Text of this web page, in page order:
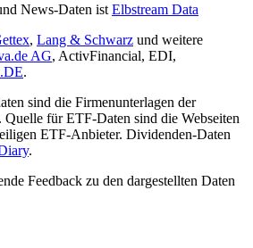
News-Daten ist Elbstream Data
, Lang & Schwarz und weitere
AG, ActivFinancial, EDI,
.
sind die Firmenunterlagen der
für ETF-Daten sind die Webseiten
ETF-Anbieter. Dividenden-Daten
.
Feedback zu den dargestellten Daten